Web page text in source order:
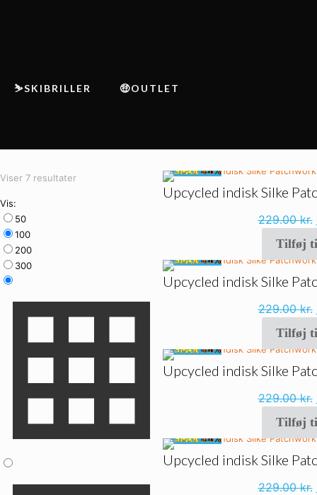
⛷️SKIBRILLER 🤑OUTLET
Viser 7 resultaterSorteret
Vis:
50
100
200
300
🔥SPAR44%
Upcycled indisk Silke
229.00kr.
Tilføj
🔥SPAR44%
Upcycled indisk Silke
229.00kr.
Tilføj
🔥SPAR44%
Upcycled indisk Silke
229.00kr.
Tilføj
🔥SPAR44%
Upcycled indisk Silke
229.00kr.